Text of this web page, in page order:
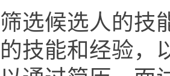
筛选候选人的技
的技能和经验，